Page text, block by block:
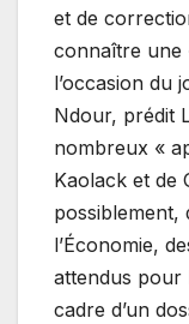
et de
connaître une
l’occasion du
Ndour, prédit
nombreux «
Kaolack et de
possiblement,
l’Économie,
attendus pour
cadre d’un